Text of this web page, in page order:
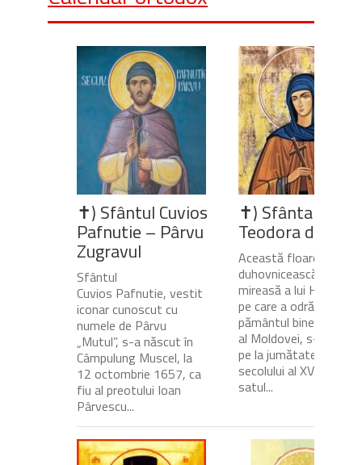
✝) Sfântul Cuvios
Pafnutie – Pârvu
Zugravul
Sfântul
Cuvios Pafnutie, vestit
iconar cunoscut cu
numele de Pârvu
„Mutul”, s-a născut în
Câmpulung Muscel, la
12 octombrie 1657, ca
fiu al preotului Ioan
Pârvescu...
✝) Sfânta
Teodora de la
Această floare
duhovnicească și
mireasă a lui Hristos,
pe care a odrăslit-o
pământul
al Moldovei, s-a
pe la jumătatea
secolului al XVII-lea, în
satul...